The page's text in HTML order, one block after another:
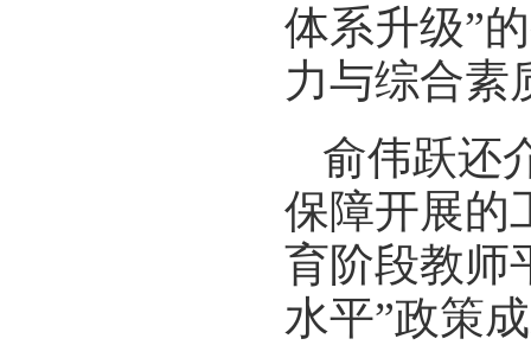
体系升级”
力与综合素
俞伟跃还
保障开展的
育阶段教师
水平”政策